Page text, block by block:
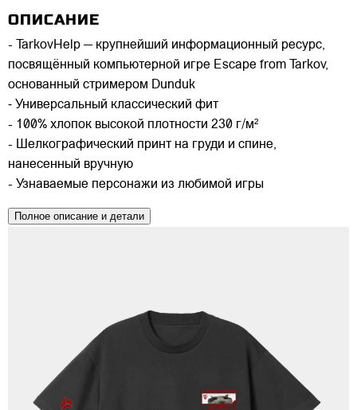
ОПИСАНИЕ
- TarkovHelp — крупнейший информационный ресурс,
посвящённый компьютерной игре Escape from Tarkov,
основанный стримером Dunduk
⁃ Универсальный классический фит
- 100% хлопок высокой плотности 230 г/м²
- Шелкографический принт на груди и спине,
нанесенный вручную
- Узнаваемые персонажи из любимой игры
Полное описание и детали